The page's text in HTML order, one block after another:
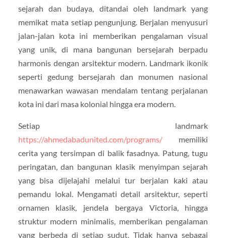
sejarah dan budaya, ditandai oleh landmark yang
memikat mata setiap pengunjung. Berjalan menyusuri
jalan-jalan kota ini memberikan pengalaman visual
yang unik, di mana bangunan bersejarah berpadu
harmonis dengan arsitektur modern. Landmark ikonik
seperti gedung bersejarah dan monumen nasional
menawarkan wawasan mendalam tentang perjalanan
kota ini dari masa kolonial hingga era modern.
Setiap landmark
https://ahmedabadunited.com/programs/memiliki
cerita yang tersimpan di balik fasadnya. Patung, tugu
peringatan, dan bangunan klasik menyimpan sejarah
yang bisa dijelajahi melalui tur berjalan kaki atau
pemandu lokal. Mengamati detail arsitektur, seperti
ornamen klasik, jendela bergaya Victoria, hingga
struktur modern minimalis, memberikan pengalaman
yang berbeda di setiap sudut. Tidak hanya sebagai